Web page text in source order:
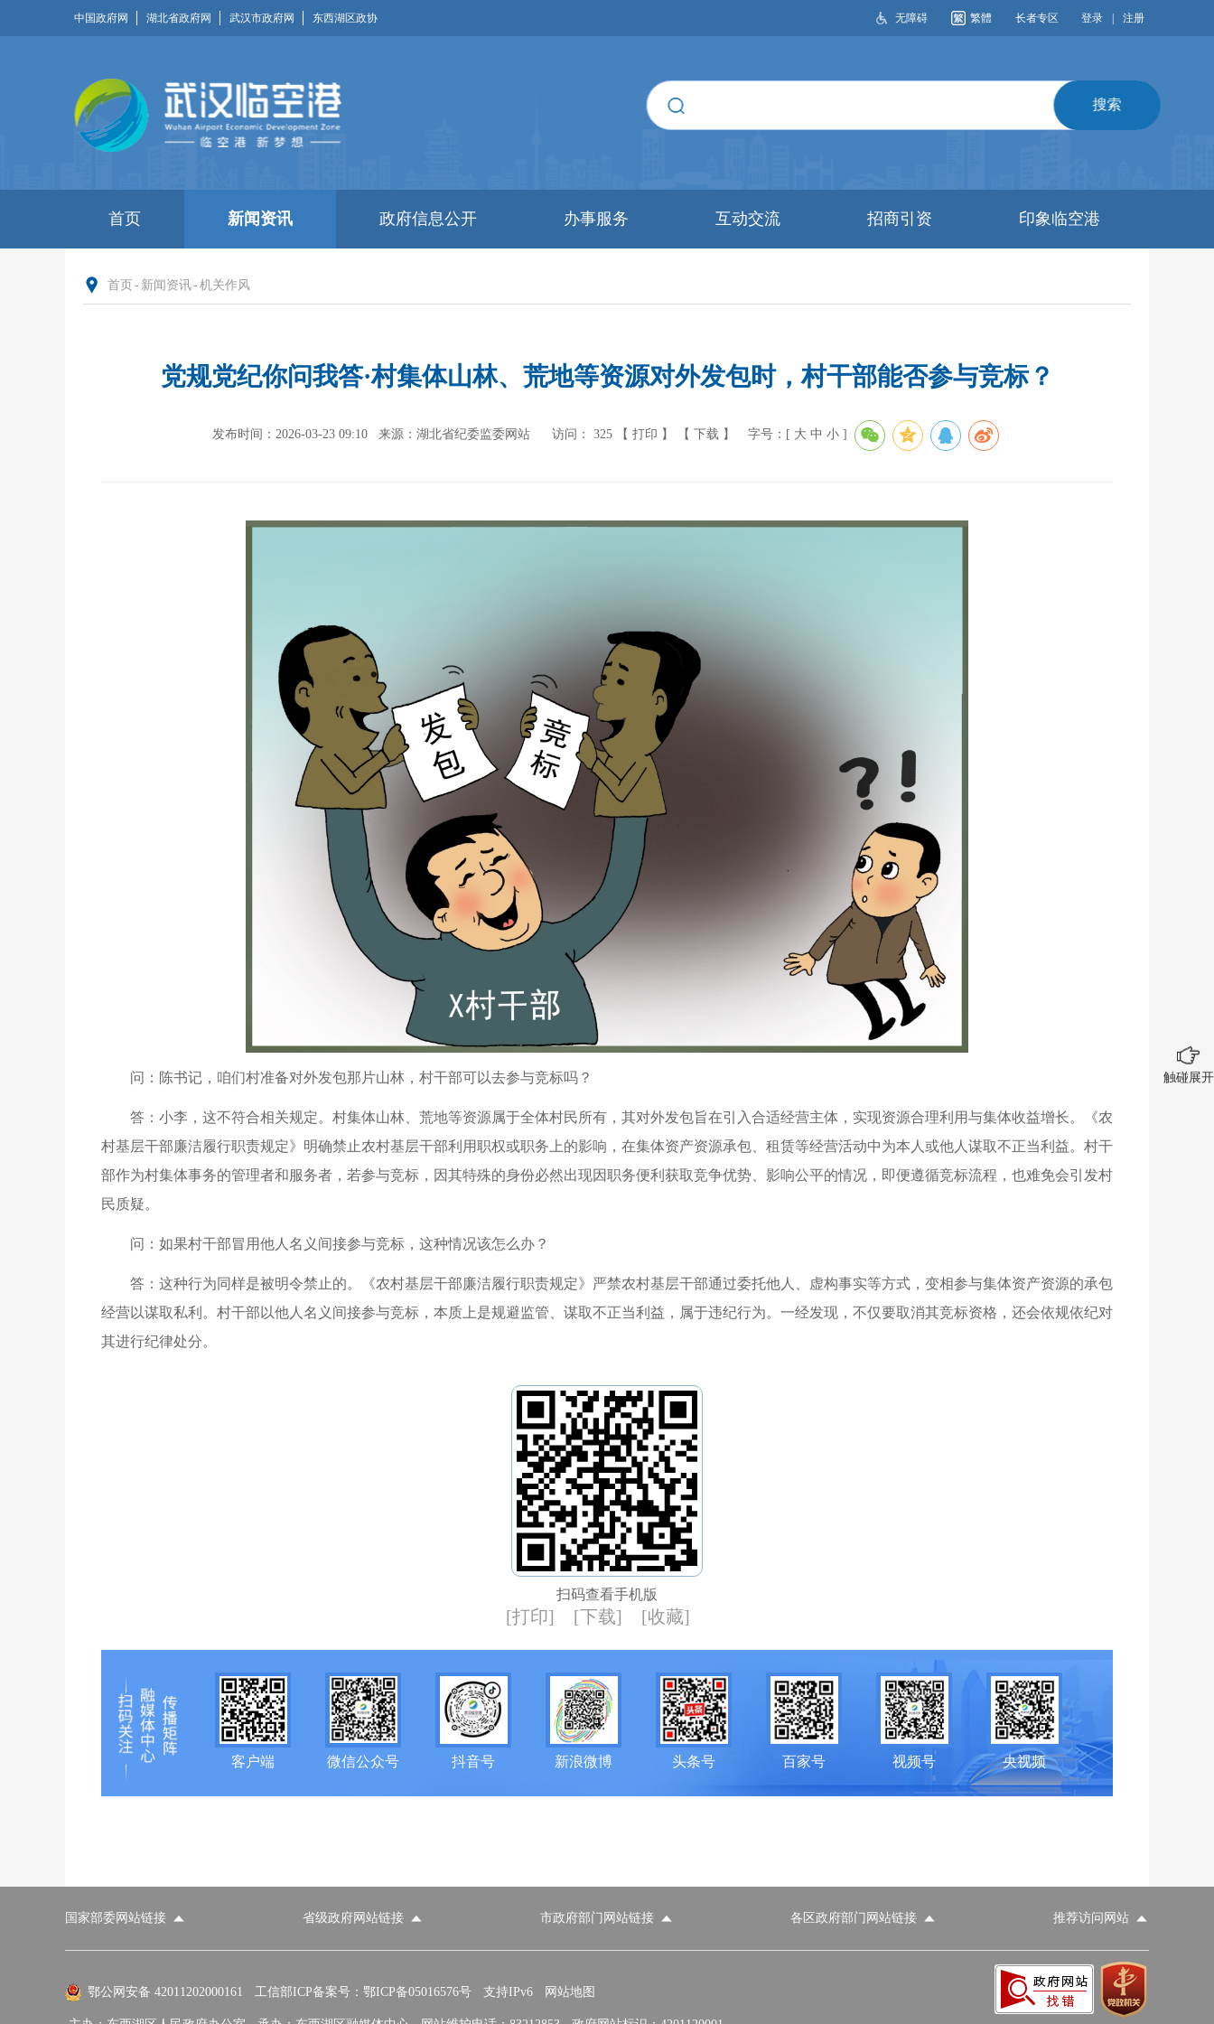
中国政府网 湖北省政府网 武汉市政府网 东西湖区政协 无障碍 繁體 长者专区 登录 注册
搜索
首页 新闻资讯 政府信息公开 办事服务 互动交流 招商引资 印象临空港
首页 - 新闻资讯- 机关作风
党规党纪你问我答·​村集体山林、荒地等资源对外发包时，村干部能否参与竞标？
发布时间：2026-03-23 09:10 来源：湖北省纪委监委网站 访问： 325 【 打印 】 【 下载 】 字号：[ 大 中 小]
问：陈书记，咱们村准备对外发包那片山林，村干部可以去参与竞标吗？
答：小李，这不符合相关规定。村集体山林、荒地等资源属于全体村民所有，其对外发包旨在引入合适经营主体，实现资源合理利用与集体收益增长。《农
村基层干部廉洁履行职责规定》明确禁止农村基层干部利用职权或职务上的影响，在集体资产资源承包、租赁等经营活动中为本人或他人谋取不正当利益。村干
部作为村集体事务的管理者和服务者，若参与竞标，因其特殊的身份必然出现因职务便利获取竞争优势、影响公平的情况，即便遵循竞标流程，也难免会引发村
民质疑。
问：如果村干部冒用他人名义间接参与竞标，这种情况该怎么办？
答：这种行为同样是被明令禁止的。《农村基层干部廉洁履行职责规定》严禁农村基层干部通过委托他人、虚构事实等方式，变相参与集体资产资源的承包
经营以谋取私利。村干部以他人名义间接参与竞标，本质上是规避监管、谋取不正当利益，属于违纪行为。一经发现，不仅要取消其竞标资格，还会依规依纪对
其进行纪律处分。
扫码查看手机版
[打印] [下载] [收藏]
客户端 微信公众号 抖音号 新浪微博 头条号 百家号 视频号 央视频
国家部委网站链接 省级政府网站链接 市政府部门网站链接 各区政府部门网站链接 推荐访问网站
国家部委网站 省级政府网站 市政府部门网站 各区政府部门网站 推荐访问网站
外交部 国防部 国家发展和改革委员会 工业和信息化部
鄂公网安备 42011202000161 工信部ICP备案号：鄂ICP备05016576号 支持IPv6 网站地图
触碰展开